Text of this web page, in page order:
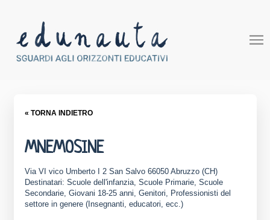
« TORNA INDIETRO
MNEMOSINE
Via VI vico Umberto I 2 San Salvo 66050 Abruzzo (CH)
Destinatari: Scuole dell'infanzia, Scuole Primarie, Scuole
Secondarie, Giovani 18-25 anni, Genitori, Professionisti del
settore in genere (Insegnanti, educatori, ecc.)